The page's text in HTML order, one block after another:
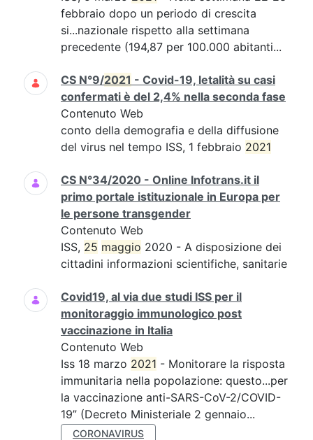
febbraio dopo un periodo di crescita
si...nazionale rispetto alla settimana
precedente (194,87 per 100.000 abitanti...
CS N°9/2021 - Covid-19, letalità su casi
confermati è del 2,4% nella seconda fase
Contenuto Web
conto della demografia e della diffusione
del virus nel tempo ISS, 1 febbraio 2021
CS N°34/2020 - Online Infotrans.it il
primo portale istituzionale in Europa per
le persone transgender
Contenuto Web
ISS, 25 maggio 2020 - A disposizione dei
cittadini informazioni scientifiche, sanitarie
Covid19, al via due studi ISS per il
monitoraggio immunologico post
vaccinazione in Italia
Contenuto Web
Iss 18 marzo 2021 - Monitorare la risposta
immunitaria nella popolazione: questo...per
la vaccinazione anti-SARS-CoV-2/COVID-
19” (Decreto Ministeriale 2 gennaio...
CORONAVIRUS